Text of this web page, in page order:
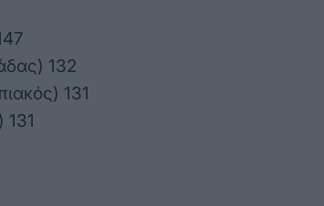
132
131